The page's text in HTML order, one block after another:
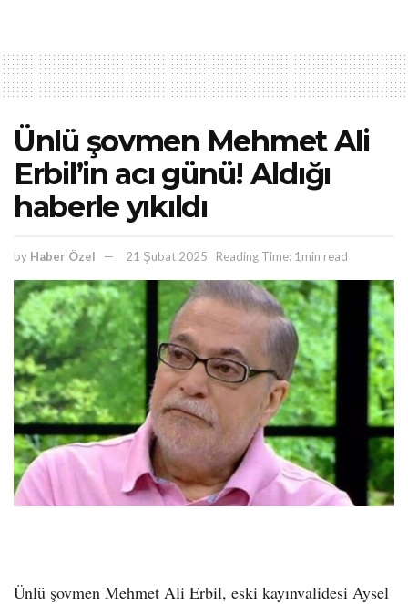
Ünlü şovmen Mehmet Ali
Erbil’in acı günü! Aldığı
haberle yıkıldı
by Haber Özel 21 Şubat 2025 Reading Time: 1min read
Ünlü şovmen Mehmet Ali Erbil, eski kayınvalidesi Aysel